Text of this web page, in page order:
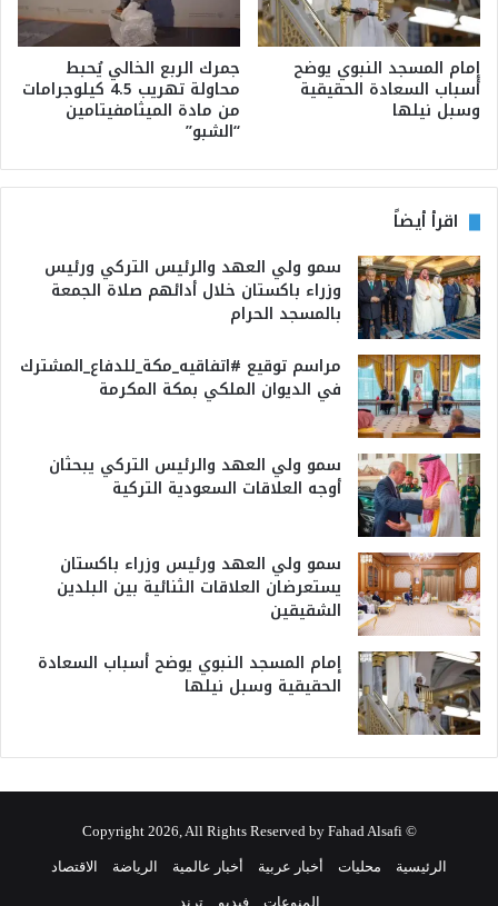
إمام المسجد النبوي يوضح
أسباب السعادة الحقيقية
وسبل نيلها
جمرك الربع الخالي يُحبط
محاولة تهريب 4.5 كيلوجرامات
من مادة الميثامفيتامين
“الشبو”
اقرأ أيضاً
سمو ولي العهد والرئيس التركي ورئيس
وزراء باكستان خلال أدائهم صلاة الجمعة
بالمسجد الحرام
مراسم توقيع #اتفاقيه_مكة_للدفاع_المشترك
في الديوان الملكي بمكة المكرمة
سمو ولي العهد والرئيس التركي يبحثان
أوجه العلاقات السعودية التركية
سمو ولي العهد ورئيس وزراء باكستان
يستعرضان العلاقات الثنائية بين البلدين
الشقيقين
إمام المسجد النبوي يوضح أسباب السعادة
الحقيقية وسبل نيلها
© Copyright 2026, All Rights Reserved by Fahad Alsafi
الرئيسية محليات أخبار عربية أخبار عالمية الرياضة الاقتصاد
المنوعات فيديو ترند